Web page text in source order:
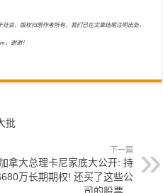
会，版权归原作者所有，我们已在文章结尾注明出处，
，谢谢！
批
下一篇
拿大总理卡尼家底大公开: 持
万长期期权! 还买了这些公